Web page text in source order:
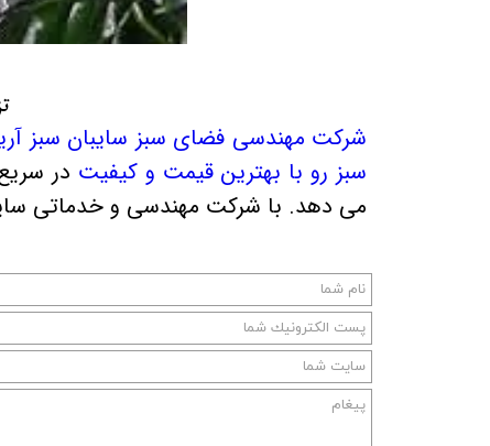
شرکت مهندسی فضای سبز سایبان سبز
سبز رو با بهترین قیمت و کیفیت در
می‌ دهد. با شرکت مهندسی و خدماتی